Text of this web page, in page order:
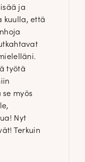
ja
kuulla, että
työtä
myös
Nyt
Terkuin